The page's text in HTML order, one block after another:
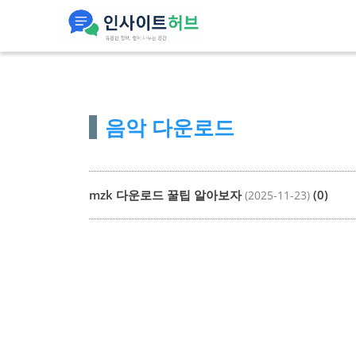
음악 다운로드
mzk 다운로드 꿀팁 알아보자 (2025-11-23) (0)